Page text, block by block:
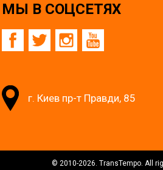
МЫ В СОЦСЕТЯХ
г. Киев пр-т Правди, 85
© 2010-2026. TransTempo. All